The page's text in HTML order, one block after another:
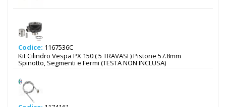
Codice: 1167536C
Kit Cilindro Vespa PX 150 ( 5 TRAVASI ) Pistone 57.8mm
Spinotto, Segmenti e Fermi (TESTA NON INCLUSA)